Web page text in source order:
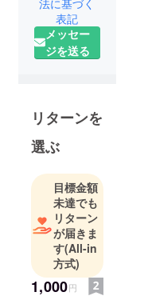
法に基づく
表記
メッセー
ジを送る
リターンを
選ぶ
目標金額
未達でも
リターン
が届きま
す(All-in
方式)
1,000円